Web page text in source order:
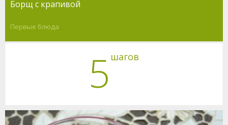
Борщ с крапивой
Первые блюда
5 шагов